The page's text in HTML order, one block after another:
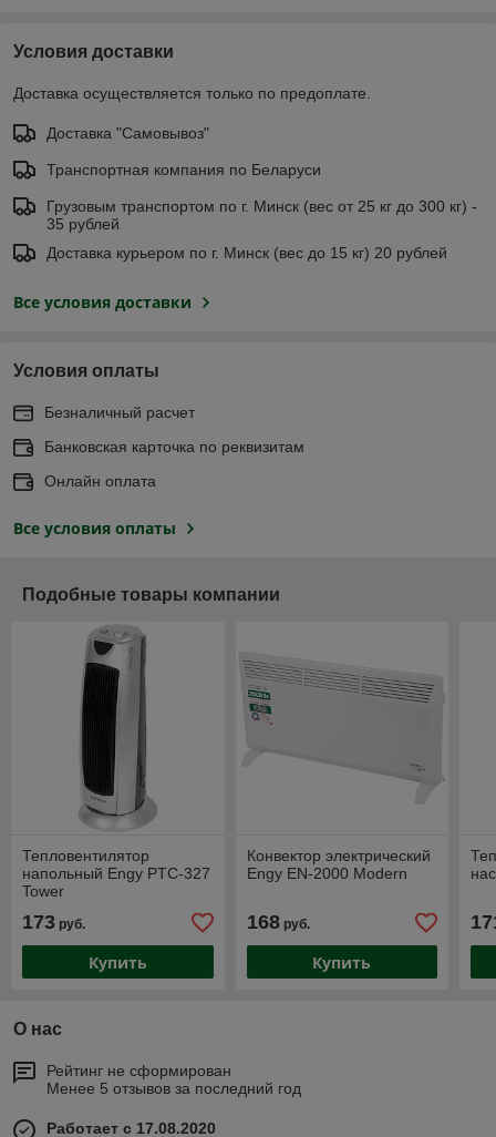
Условия доставки
Доставка осуществляется только по предоплате.
Доставка "Самовывоз"
Транспортная компания по Беларуси
Грузовым транспортом по г. Минск (вес от 25 кг до 300 кг) -
35 рублей
Доставка курьером по г. Минск (вес до 15 кг) 20 рублей
Все условия доставки
Условия оплаты
Безналичный расчет
Банковская карточка по реквизитам
Онлайн оплата
Все условия оплаты
Подобные товары компании
Тепловентилятор
напольный Engy PTC-327
Tower
173 руб.
Купить
Конвектор электрический
Engy EN-2000 Modern
168руб.
Купить
О нас
Рейтинг не сформирован
Менее 5 отзывов за последний год
Работает с 17.08.2020